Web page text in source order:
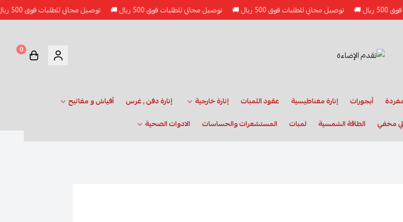
توصيل مجاني للطلبات فوق 500 ريال 🚚 توصيل مجاني للطلبات فوق 500 ريال 🚚 توصيل مجاني للطلبات فوق 500 ريال 🚚
0
أبجورات إنارة مغناطيسية عقود اللمبات إنارة خارجية إنارة دفن , غرس
أفياش و مفاتيح
لي مخفي الطاقة الشمسية لمبات المستشعرات والحساسات
الادوات الصحية